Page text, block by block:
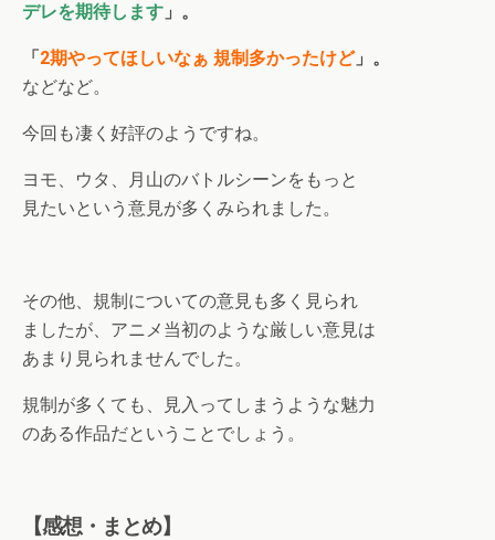
デレを期待します 」。
「 2期やってほしいなぁ 規制多かったけど」。
などなど。
今回も凄く好評のようですね。
ヨモ、ウタ、月山のバトルシーンをもっと
見たいという意見が多くみられました。
その他、規制についての意見も多く見られ
ましたが、アニメ当初のような厳しい意見は
あまり見られませんでした。
規制が多くても、見入ってしまうような魅力
のある作品だということでしょう。
【感想・まとめ】